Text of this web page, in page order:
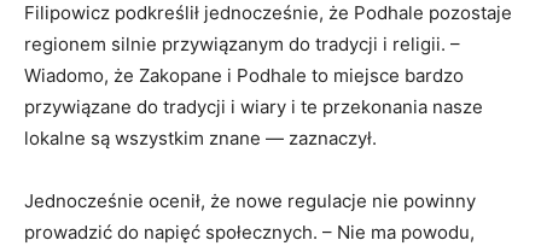
Filipowicz podkreślił jednocześnie, że Podhale pozostaje
regionem silnie przywiązanym do tradycji i religii. –
Wiadomo, że Zakopane i Podhale to miejsce bardzo
przywiązane do tradycji i wiary i te przekonania nasze
lokalne są wszystkim znane — zaznaczył.
Jednocześnie ocenił, że nowe regulacje nie powinny
prowadzić do napięć społecznych. – Nie ma powodu,